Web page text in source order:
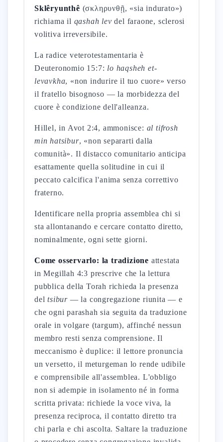
Sklêryunthê (σκληρυνθῇ, «sia indurato»)
richiama il qashah lev del faraone, sclerosi
volitiva irreversibile.
La radice veterotestamentaria è
Deuteronomio 15:7: lo haqsheh et-
levavkha, «non indurire il tuo cuore» verso
il fratello bisognoso — la morbidezza del
cuore è condizione dell'alleanza.
Hillel, in Avot 2:4, ammonisce: al tifrosh
min hatsibur, «non separarti dalla
comunità». Il distacco comunitario anticipa
esattamente quella solitudine in cui il
peccato calcifica l'anima senza correttivo
fraterno.
Identificare nella propria assemblea chi si
sta allontanando e cercare contatto diretto,
nominalmente, ogni sette giorni.
Come osservarlo: la tradizione attestata
in Megillah 4:3 prescrive che la lettura
pubblica della Torah richieda la presenza
deltsibur — la congregazione riunita — e
che ogni parashah sia seguita da traduzione
orale in volgare (targum), affinché nessun
membro resti senza comprensione. Il
meccanismo è duplice: il lettore pronuncia
un versetto, il meturgeman lo rende udibile
e comprensibile all'assemblea. L'obbligo
non si adempie in isolamento né in forma
scritta privata: richiede la voce viva, la
presenza reciproca, il contatto diretto tra
chi parla e chi ascolta. Saltare la traduzione